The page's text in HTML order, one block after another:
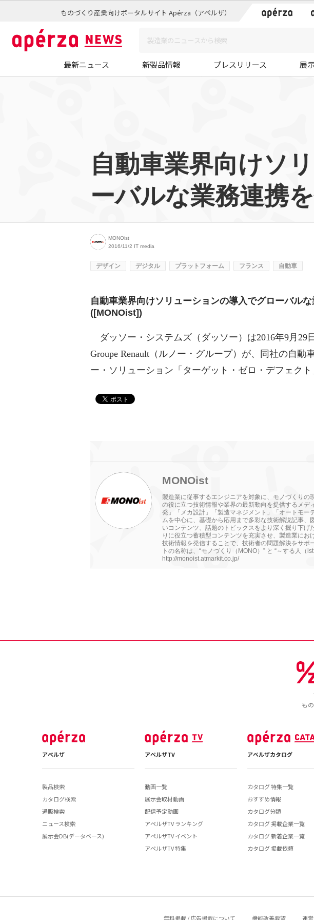
ものづくり産業向けポータルサイト Apérza（アペルザ）
最新ニュース 新製品情報 プレスリリース 展
自動車業界向けソ
ーバルな業務連携
MONOist
2016/11/2 IT media
デザイン デジタル プラットフォーム フランス 自動車
自動車業界向けソリューションの導入でグローバル
([MONOist])
ダッソー・システムズ（ダッソー）は2016年9月29
Groupe Renault（ルノー・グループ）が、同社の自動
ー・ソリューション「ターゲット・ゼロ・デフェク
MONOist
製造業に従事するエンジニアを対象に、モノづくりの
の役に立つ技術情報や業界の最新動向を提供するメデ
発」「メカ設計」「製造マネジメント」「オートモー
ムを中心に、基礎から応用まで多彩な技術解説記事、
いコンテンツ、話題のトピックスをより深く掘り下げ
りに役立つ蓄積型コンテンツを充実させ、製造業にお
技術情報を発信することで、技術者の問題解決をサポ
トの名称は、“モノづくり（MONO）” と “～する人（ist
http://monoist.atmarkit.co.jp/
も
アペルザ
製品検索
カタログ検索
通販検索
ニュース検索
展示会DB(データベース)
アペルザTV
動画一覧
展示会取材動画
配信予定動画
アペルザTV ランキング
アペルザTV イベント
アペルザTV 特集
アペルザカタログ
カタログ 特集一覧
おすすめ情報
カタログ分類
カタログ 掲載企業一覧
カタログ 新着企業一覧
カタログ 掲載依頼
無料掲載 / 広告掲載について 機能改善要望 運